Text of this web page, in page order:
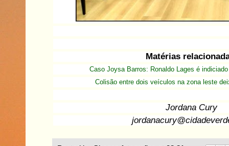
Matérias
Caso Joysa Barros: Ronaldo Lages é
Colisão entre dois veículos na zona leste
Jordana Cury